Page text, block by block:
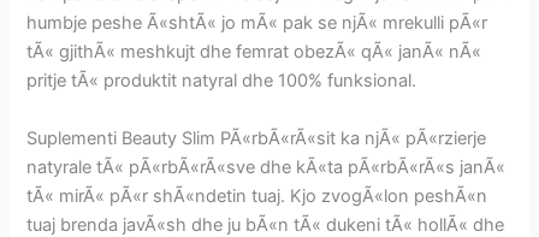
humbje peshe Ã«shtÃ« jo mÃ« pak se njÃ« mrekulli pÃ«r
tÃ« gjithÃ« meshkujt dhe femrat obezÃ« qÃ« janÃ« nÃ«
pritje tÃ« produktit natyral dhe 100% funksional.
Suplementi Beauty Slim PÃ«rbÃ«rÃ«sit ka njÃ« pÃ«rzierje
natyrale tÃ« pÃ«rbÃ«rÃ«sve dhe kÃ«ta pÃ«rbÃ«rÃ«s janÃ«
tÃ« mirÃ« pÃ«r shÃ«ndetin tuaj. Kjo zvogÃ«lon peshÃ«n
tuaj brenda javÃ«sh dhe ju bÃ«n tÃ« dukeni tÃ« hollÃ« dhe